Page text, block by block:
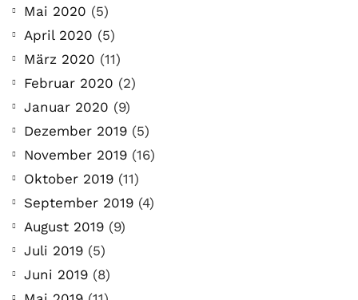
Mai 2020 (5)
April 2020 (5)
März 2020 (11)
Februar 2020 (2)
Januar 2020 (9)
Dezember 2019 (5)
November 2019 (16)
Oktober 2019 (11)
September 2019 (4)
August 2019 (9)
Juli 2019 (5)
Juni 2019 (8)